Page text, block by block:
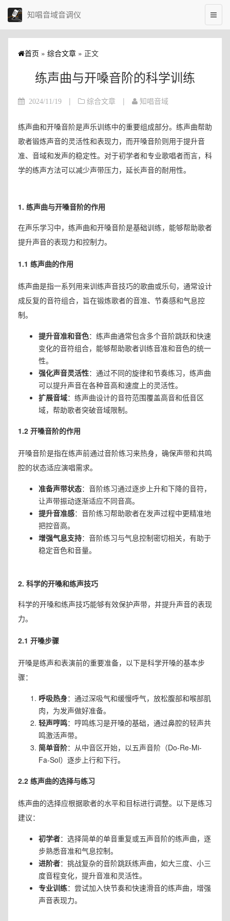
知唱音域音调仪
首页 » 综合文章 » 正文
练声曲与开嗓音阶的科学训练
2024/11/19 | 综合文章 | 知唱音域
练声曲和开嗓音阶是声乐训练中的重要组成部分。练声曲帮助
歌者锻炼声音的灵活性和表现力，而开嗓音阶则用于提升音
准、音域和发声的稳定性。对于初学者和专业歌唱者而言，科
学的练声方法可以减少声带压力，延长声音的耐用性。
1. 练声曲与开嗓音阶的作用
在声乐学习中，练声曲和开嗓音阶是基础训练，能够帮助歌者
提升声音的表现力和控制力。
1.1 练声曲的作用
练声曲是指一系列用来训练声音技巧的歌曲或乐句，通常设计
成反复的音符组合，旨在锻炼歌者的音准、节奏感和气息控
制。
提升音准和音色：练声曲通常包含多个音阶跳跃和快速
变化的音符组合，能够帮助歌者训练音准和音色的统一
性。
强化声音灵活性：通过不同的旋律和节奏练习，练声曲
可以提升声音在各种音高和速度上的灵活性。
扩展音域：练声曲设计的音符范围覆盖高音和低音区
域，帮助歌者突破音域限制。
1.2 开嗓音阶的作用
开嗓音阶是指在练声前通过音阶练习来热身，确保声带和共鸣
腔的状态适应演唱需求。
准备声带状态：音阶练习通过逐步上升和下降的音符，
让声带振动逐渐适应不同音高。
提升音准感：音阶练习帮助歌者在发声过程中更精准地
把控音高。
增强气息支持：音阶练习与气息控制密切相关，有助于
稳定音色和音量。
2. 科学的开嗓和练声技巧
科学的开嗓和练声技巧能够有效保护声带，并提升声音的表现
力。
2.1 开嗓步骤
开嗓是练声和表演前的重要准备，以下是科学开嗓的基本步
骤：
呼吸热身：通过深吸气和缓慢呼气，放松腹部和喉部肌
肉，为发声做好准备。
轻声哼鸣：哼鸣练习是开嗓的基础，通过鼻腔的轻声共
鸣激活声带。
简单音阶：从中音区开始，以五声音阶（Do-Re-Mi-
Fa-Sol）逐步上行和下行。
2.2 练声曲的选择与练习
练声曲的选择应根据歌者的水平和目标进行调整。以下是练习
建议：
初学者：选择简单的单音重复或五声音阶的练声曲，逐
步熟悉音准和气息控制。
进阶者：挑战复杂的音阶跳跃练声曲，如大三度、小三
度音程变化，提升音准和灵活性。
专业训练：尝试加入快节奏和快速滑音的练声曲，增强
声音表现力。